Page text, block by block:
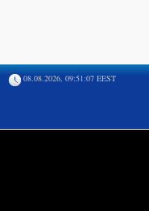
08.08.2026, 09:51:07 EEST